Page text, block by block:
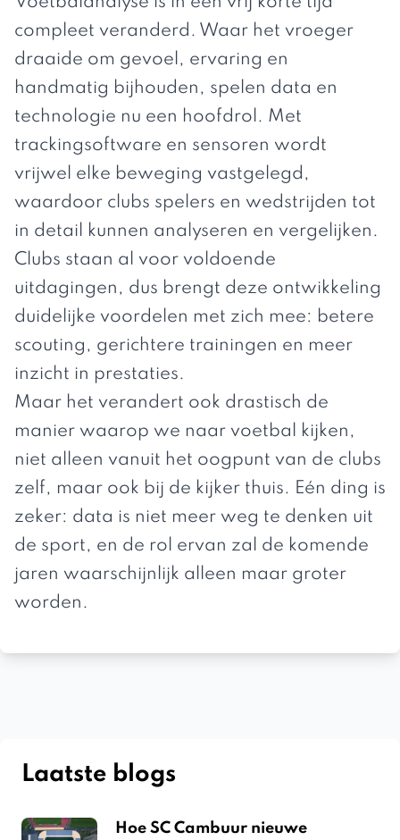
compleet veranderd. Waar het vroeger
draaide om gevoel, ervaring en
handmatig bijhouden, spelen data en
technologie nu een hoofdrol. Met
trackingsoftware en sensoren wordt
vrijwel elke beweging vastgelegd,
waardoor clubs spelers en wedstrijden tot
in detail kunnen analyseren en vergelijken.
Clubs staan al voor voldoende
uitdagingen , dus brengt deze ontwikkeling
duidelijke voordelen met zich mee: betere
scouting, gerichtere trainingen en meer
inzicht in prestaties.
Maar het verandert ook drastisch de
manier waarop we naar voetbal kijken,
niet alleen vanuit het oogpunt van de clubs
zelf, maar ook bij de kijker thuis. Eén ding is
zeker: data is niet meer weg te denken uit
de sport, en de rol ervan zal de komende
jaren waarschijnlijk alleen maar groter
worden.
Laatste blogs
Hoe SC Cambuur nieuwe